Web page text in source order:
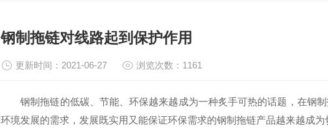
钢制拖链对线路起到保护作用
更新时间：2021-06-27 浏览次数：1161
钢制拖链的低碳、节能、环保越来越成为一种炙手可热的话题，在钢制
环境发展的需求，发展既实用又能保证环保需求的钢制拖链产品越来越成为